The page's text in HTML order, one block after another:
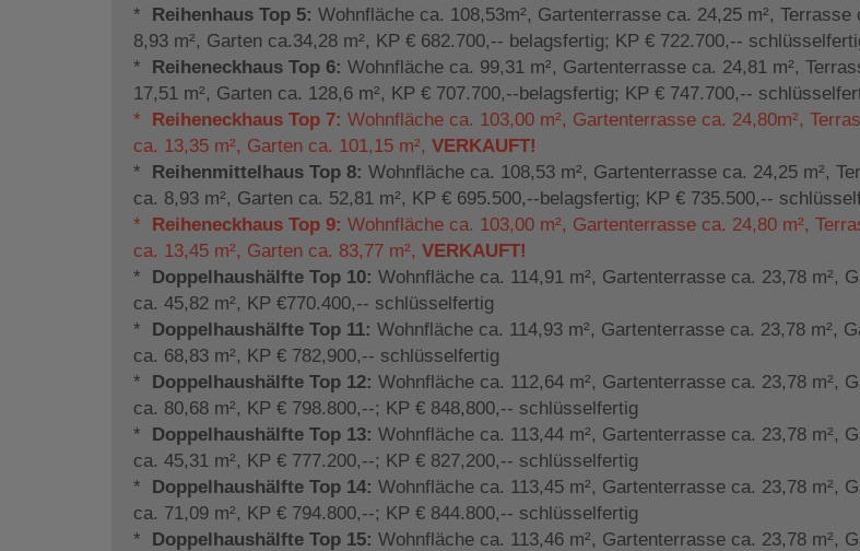
* Reihenhaus Top 5: Wohnfläche ca. 108,53m², Gartenterrasse ca. 24,25 m², Terrasse
8,93 m², Garten ca.34,28 m², KP € 682.700,-- belagsfertig; KP € 722.700,--
* Reiheneckhaus Top 6: Wohnfläche ca. 99,31 m², Gartenterrasse ca. 24,81 m²,
17,51 m², Garten ca. 128,6 m², KP € 707.700,--belagsfertig; KP € 747.700,--
* Reiheneckhaus Top 7: Wohnfläche ca. 103,00 m², Gartenterrasse ca. 24,80m²,
ca. 13,35 m², Garten ca. 101,15 m², VERKAUFT!
* Reihenmittelhaus Top 8: Wohnfläche ca. 108,53 m², Gartenterrasse ca. 24,25 m²,
ca. 8,93 m², Garten ca. 52,81 m², KP € 695.500,--belagsfertig; KP € 735.500,--
* Reiheneckhaus Top 9: Wohnfläche ca. 103,00 m², Gartenterrasse ca. 24,80 m²,
ca. 13,45 m², Garten ca. 83,77 m², VERKAUFT!
* Doppelhaushälfte Top 10: Wohnfläche ca. 114,91 m², Gartenterrasse ca. 23,78 m²,
ca. 45,82 m², KP €770.400,-- schlüsselfertig
* Doppelhaushälfte Top 11: Wohnfläche ca. 114,93 m², Gartenterrasse ca. 23,78 m²,
ca. 68,83 m², KP € 782,900,-- schlüsselfertig
* Doppelhaushälfte Top 12: Wohnfläche ca. 112,64 m², Gartenterrasse ca. 23,78 m²,
ca. 80,68 m², KP € 798.800,--; KP € 848,800,-- schlüsselfertig
* Doppelhaushälfte Top 13: Wohnfläche ca. 113,44 m², Gartenterrasse ca. 23,78 m²,
ca. 45,31 m², KP € 777.200,--; KP € 827,200,-- schlüsselfertig
* Doppelhaushälfte Top 14: Wohnfläche ca. 113,45 m², Gartenterrasse ca. 23,78 m²,
ca. 71,09 m², KP € 794.800,--; KP € 844.800,-- schlüsselfertig
* Doppelhaushälfte Top 15: Wohnfläche ca. 113,46 m², Gartenterrasse ca. 23,78 m²,